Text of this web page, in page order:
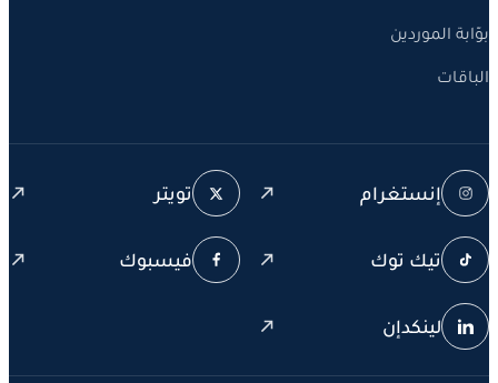
الموردين
إنستغرام تويتر
تيك توك فيسبوك
لينكدإن